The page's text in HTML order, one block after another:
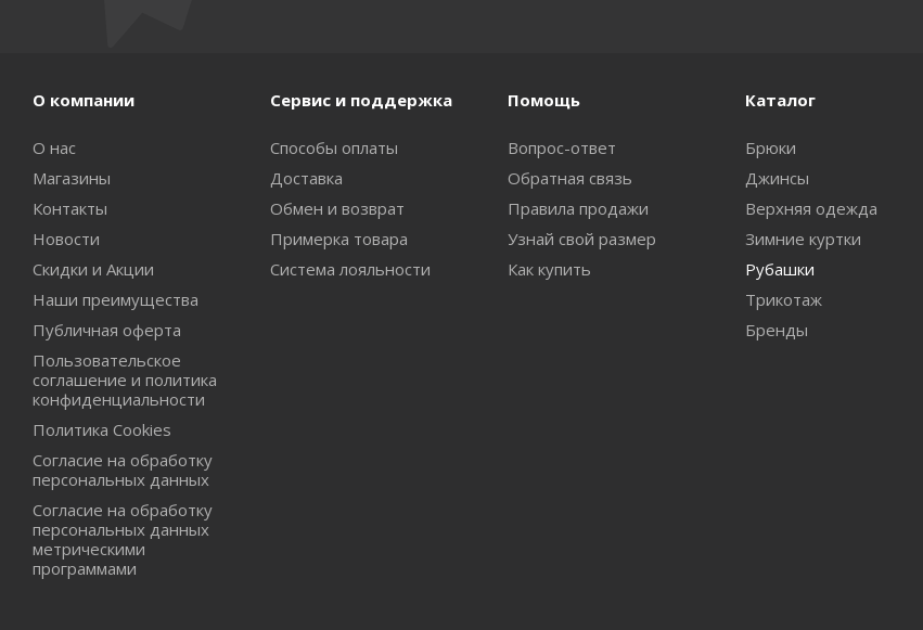
О компании
О нас
Магазины
Контакты
Новости
Скидки и Акции
Наши преимущества
Публичная оферта
Пользовательское
соглашение и политика
конфиденциальности
Политика Cookies
Согласие на обработку
персональных данных
Согласие на обработку
персональных данных
метрическими
программами
Сервис и поддержка
Способы оплаты
Доставка
Обмен и возврат
Примерка товара
Система лояльности
Помощь
Вопрос-ответ
Обратная связь
Правила продажи
Узнай свой размер
Как купить
Каталог
Брюки
Джинсы
Верхняя одежда
Зимние куртки
Рубашки
Трикотаж
Бренды